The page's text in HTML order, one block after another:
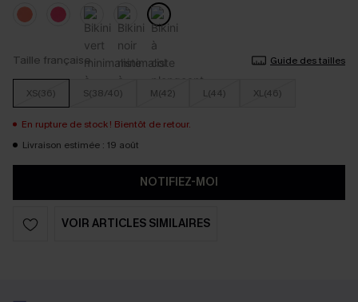
Taille française Guide des tailles
XS(36) S(38/40) M(42) L(44) XL(46)
En rupture de stock ! Bientôt de retour.
Livraison estimée : 19 août
NOTIFIEZ-MOI
VOIR ARTICLES SIMILAIRES